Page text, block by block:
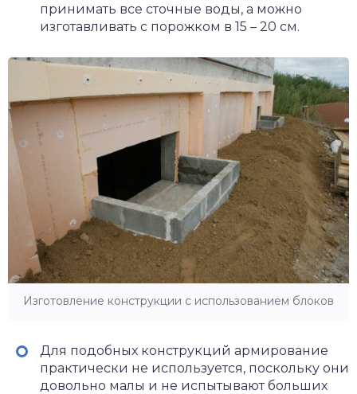
принимать все сточные воды, а можно
изготавливать с порожком в 15 – 20 см.
Изготовление конструкции с использованием блоков
Для подобных конструкций армирование
практически не используется, поскольку они
довольно малы и не испытывают больших